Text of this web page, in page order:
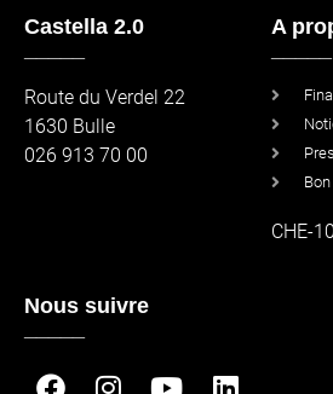
Castella 2.0
Route du Verdel 22
1630 Bulle
026 913 70 00
A
CHE-
Nous suivre